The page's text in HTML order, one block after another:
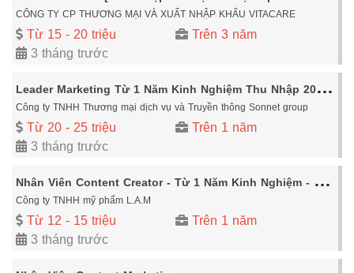
CÔNG TY CP THƯƠNG MẠI VÀ XUẤT NHẬP KHẨU VITACARE
Từ 15 - 20 triệu
Trên 3 năm
3 tháng trước
L
eader Marketing Từ 1 Năm Kinh Nghiệm Thu Nhập 20 - 25 Triệu Thanh Xuân - Hà Nội.
Công ty TNHH Thương mại dịch vụ và Truyền thông Sonnet group
Từ 20 - 25 triệu
Trên 1 năm
3 tháng trước
N
hân Viên Content Creator - Từ 1 Năm Kinh Nghiệm - Thu Nhập Hấp Dẫn
Công ty TNHH mỹ phẩm L.A.M
Từ 12 - 15 triệu
Trên 1 năm
3 tháng trước